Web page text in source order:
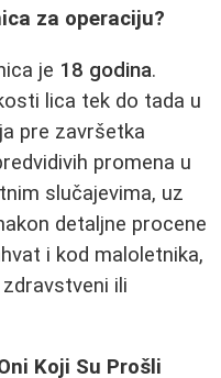
za operaciju?
je 18 godina.
lica tek do tada u
pre završetka
promena u
slučajevima, uz
detaljne procene
i kod maloletnika,
ili
Koji Su Prošli